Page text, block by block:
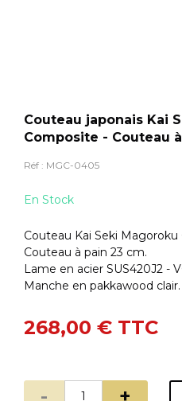
Couteau japonais Kai
Composite - Couteau
Réf : MGC-0405
En Stock
Couteau Kai Seki Magoroku
Couteau à pain 23 cm.
Lame en acier SUS420J2 -
Manche en pakkawood clair.
268,00 € TTC
- +